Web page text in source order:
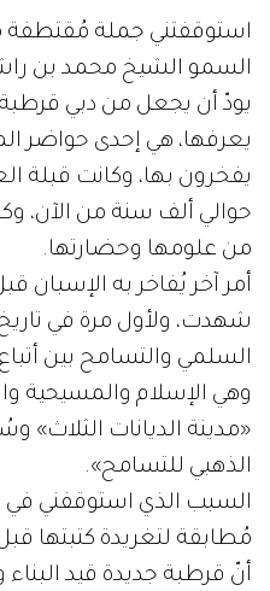
استوقفتني جملة
السمو الشيخ محمد بن
يودّ أن يجعل من دبي
يعرفها، هي إحدى حواضر
يفخرون بها، وكانت قبلة
حوالي ألف سنة من الآن،
من علومها وحضارتها.
أمر آخر يُفاخر به
شهدت، ولأول مرة في
السلمي والتسامح بين
وهي الإسلام والمسيحية
«مدينة الديانات الثلاث»
الذهبي للتسامح».
السبب الذي استوقفني في
مُطابقة لتغريدة كتبتها
أنّ قرطبة جديدة قيد البناء